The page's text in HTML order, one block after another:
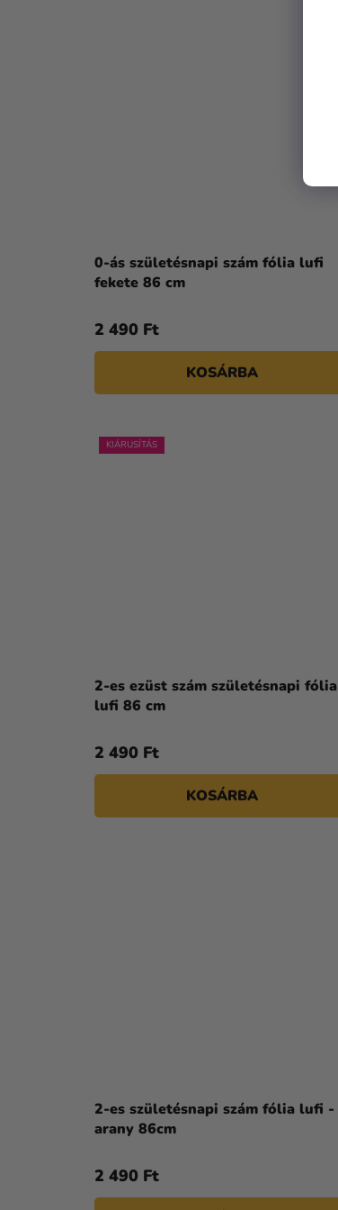
0-ás születésnapi szám fólia lufi
fekete 86 cm
2 490 Ft
KOSÁRBA
KIÁRUSÍTÁS
2-es ezüst szám születésnapi fólia
lufi 86 cm
2 490 Ft
KOSÁRBA
2-es születésnapi szám fólia lufi -
arany 86cm
2 490 Ft